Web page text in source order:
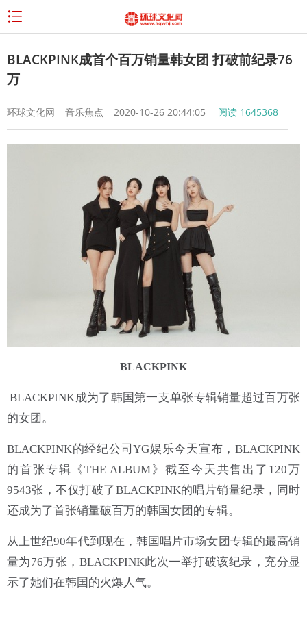
BLACKPINK成首个百万销量韩女团 打破前纪录76
万
环球文化网 音乐焦点 2020-10-26 20:44:05 阅读 1645368
BLACKPINK
BLACKPINK成为了韩国第一支单张专辑销量超过百万张
的女团。
BLACKPINK的经纪公司YG娱乐今天宣布，BLACKPINK
的首张专辑《THE ALBUM》截至今天共售出了120万
9543张，不仅打破了BLACKPINK的唱片销量纪录，同时
还成为了首张销量破百万的韩国女团的专辑。
从上世纪90年代到现在，韩国唱片市场女团专辑的最高销
量为76万张，BLACKPINK此次一举打破该纪录，充分显
示了她们在韩国的火爆人气。